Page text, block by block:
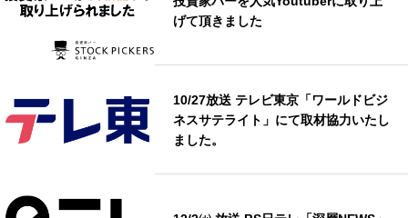
げて頂きました
10/27放送 テレビ東京「ワールドビジ
ネスサテライト」にて取材協力いたし
ました。